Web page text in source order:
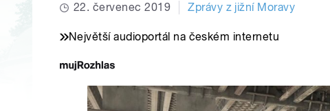
22. červenec 2019 Zprávy z jižní Moravy
Největší audioportál na českém internetu